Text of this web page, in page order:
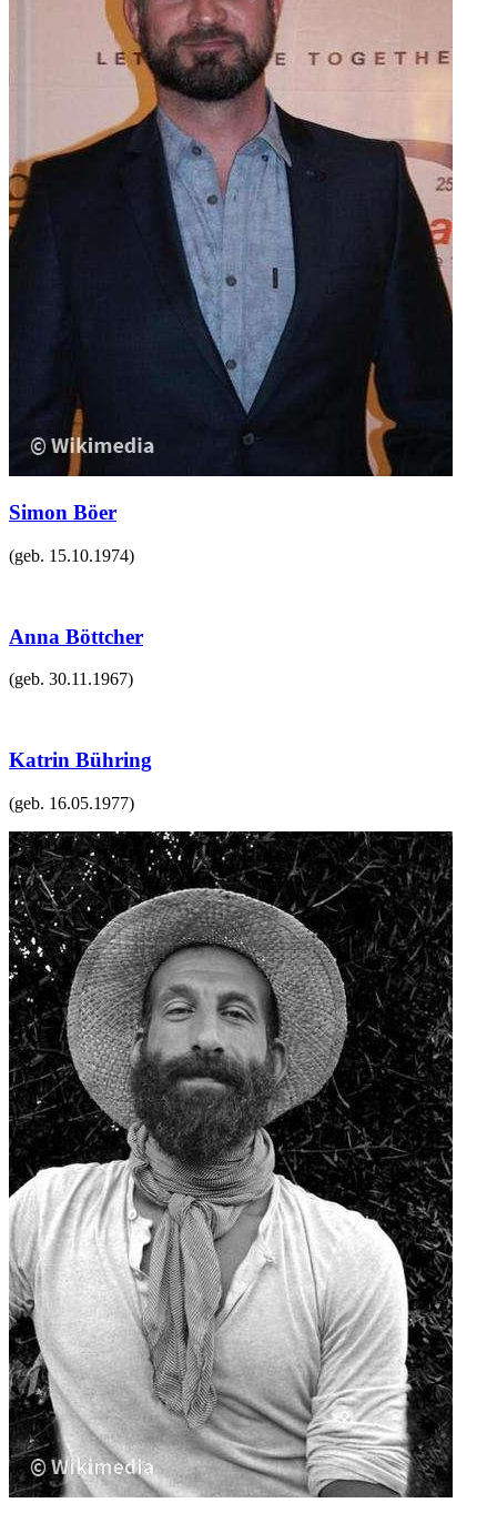
Simon Böer
(geb. 15.10.1974)
Anna Böttcher
(geb. 30.11.1967)
Katrin Bühring
(geb. 16.05.1977)